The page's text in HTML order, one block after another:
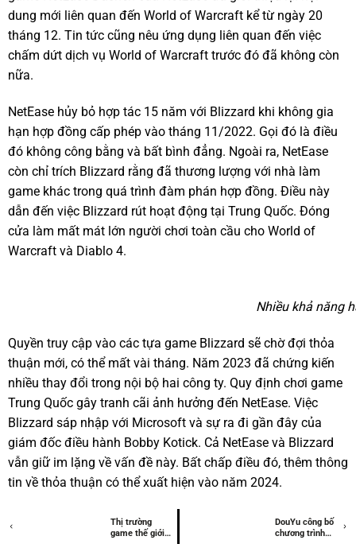
dung mới liên quan đến World of Warcraft kể từ ngày 20
tháng 12. Tin tức cũng nêu ứng dụng liên quan đến việc
chấm dứt dịch vụ World of Warcraft trước đó đã không còn
nữa.
NetEase hủy bỏ hợp tác 15 năm với Blizzard khi không gia
hạn hợp đồng cấp phép vào tháng 11/2022. Gọi đó là điều
đó không công bằng và bất bình đẳng. Ngoài ra, NetEase
còn chỉ trích Blizzard rằng đã thương lượng với nhà làm
game khác trong quá trình đàm phán hợp đồng. Điều này
dẫn đến việc Blizzard rút hoạt động tại Trung Quốc. Đóng
cửa làm mất mát lớn người chơi toàn cầu cho World of
Warcraft và Diablo 4.
Nhiều khả năng
Quyền truy cập vào các tựa game Blizzard sẽ chờ đợi thỏa
thuận mới, có thể mất vài tháng. Năm 2023 đã chứng kiến ​​
nhiều thay đổi trong nội bộ hai công ty. Quy định chơi game
Trung Quốc gây tranh cãi ảnh hưởng đến NetEase. Việc
Blizzard sáp nhập với Microsoft và sự ra đi gần đây của
giám đốc điều hành Bobby Kotick. Cả NetEase và Blizzard
vẫn giữ im lặng về vấn đề này. Bất chấp điều đó, thêm thông
tin về thỏa thuận có thể xuất hiện vào năm 2024.
Thị trường
game thế giới
DouYu công bố
chương trình